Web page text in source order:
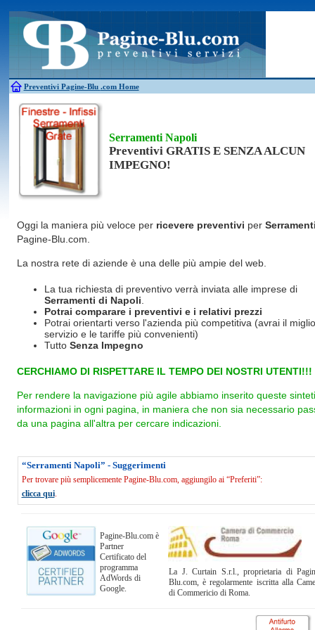
Preventivi Pagine-Blu .com Home
Antifurti
Allarme
Bagni chimici
Edilizia Giardinieri
Caldaie
Falegnami Idraulici
Canne fumarie
Parquet
Serramenti Napoli
Preventivi GRATIS E SENZA ALCUN
IMPEGNO!
Oggi la maniera più veloce per ricevere preventivi per
Pagine-Blu.com.
La nostra rete di aziende è una delle più ampie del web.
La tua richiesta di preventivo verrà inviata alle imprese di
Serramenti di Napoli
Potrai comparare i preventivi e i relativi prezzi
Potrai orientarti verso l'azienda più competitiva (avrai il
servizio e le tariffe più convenienti)
Tutto Senza Impegno
CERCHIAMO DI RISPETTARE IL TEMPO DEI NOSTRI UTENTI!!!
Per rendere la navigazione più agile abbiamo inserito queste
informazioni in ogni pagina, in maniera che non sia necessario
da una pagina all'altra per cercare indicazioni.
“Serramenti Napoli” - Suggerimenti
Per trovare più semplicemente Pagine-Blu.com, aggiungilo ai “Preferiti”:
clicca qui.
Pagine-Blu.com è
Partner
Certificato del
programma
AdWords di
Google.
La J. Curtain S.r.l., proprietaria di
Blu.com, è regolarmente iscritta alla
di Commericio di Roma.